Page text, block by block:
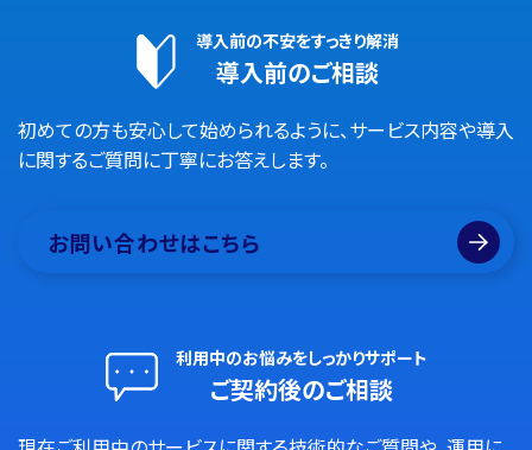
導入前の不安をすっきり解消
導入前のご相談
初めての方も安心して始められるように、サービス内容や導入
に関するご質問に丁寧にお答えします。
お問い合わせはこちら
利用中のお悩みをしっかりサポート
ご契約後のご相談